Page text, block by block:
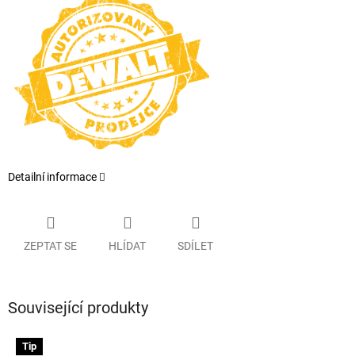
Detailní informace
ZEPTAT SE HLÍDAT SDÍLET
Související produkty
Tip